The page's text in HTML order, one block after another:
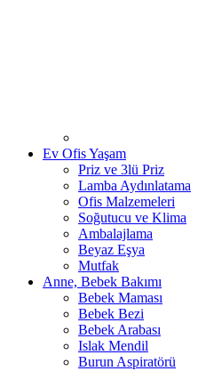
Ev Ofis Yaşam
Priz ve 3lü Priz
Lamba Aydınlatama
Ofis Malzemeleri
Soğutucu ve Klima
Ambalajlama
Beyaz Eşya
Mutfak
Anne, Bebek Bakımı
Bebek Maması
Bebek Bezi
Bebek Arabası
Islak Mendil
Burun Aspiratörü